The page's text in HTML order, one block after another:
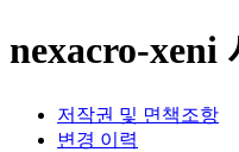
nexacro-xeni
저작권 및 면책조항
변경 이력